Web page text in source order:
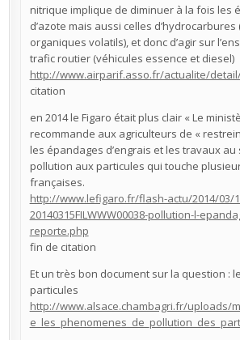
nitrique implique de diminuer à la fois les
d’azote mais aussi celles d’hydrocarbures
organiques volatils), et donc d’agir sur
trafic routier (véhicules essence et diesel)
http://www.airparif.asso.fr/actualite/
citation
en 2014 le Figaro était plus clair « Le
recommande aux agriculteurs de «
les épandages d’engrais et les travaux au
pollution aux particules qui touche
françaises.
http://www.lefigaro.fr/flash-actu/2014/03/
20140315FILWWW00038-pollution-l-
reporte.php
fin de citation
Et un très bon document sur la question :
particules
http://www.alsace.chambagri.fr/uploads/